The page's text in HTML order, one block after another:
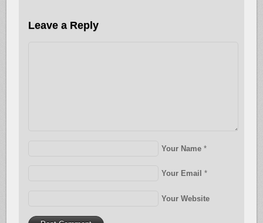
Leave a Reply
Your Name *
Your Email *
Your Website